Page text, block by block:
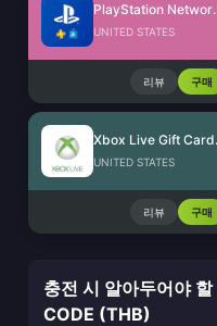
UNITED STATES
리뷰 구매
UNITED STATES
리뷰 구매
충전 시 알아두어야
CODE (THB)